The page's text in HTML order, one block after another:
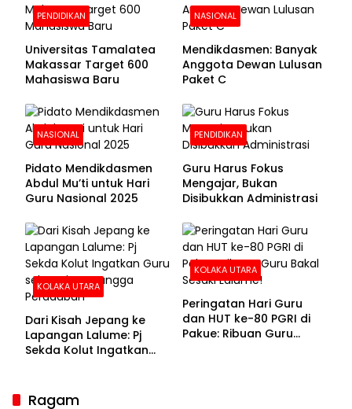
PENDIDIKAN
Universitas Tamalatea
Makassar Target 600
Mahasiswa Baru
NASIONAL
Mendikdasmen: Banyak
Anggota Dewan Lulusan
Paket C
NASIONAL
Pidato Mendikdasmen
Abdul Mu’ti untuk Hari
Guru Nasional 2025
PENDIDIKAN
Guru Harus Fokus
Mengajar, Bukan
Disibukkan Administrasi
KOLAKA UTARA
Dari Kisah Jepang ke
Lapangan Lalume: Pj
Sekda Kolut Ingatkan
KOLAKA UTARA
Peringatan Hari Guru
dan HUT ke-80 PGRI di
Pakue: Ribuan Guru
Ragam